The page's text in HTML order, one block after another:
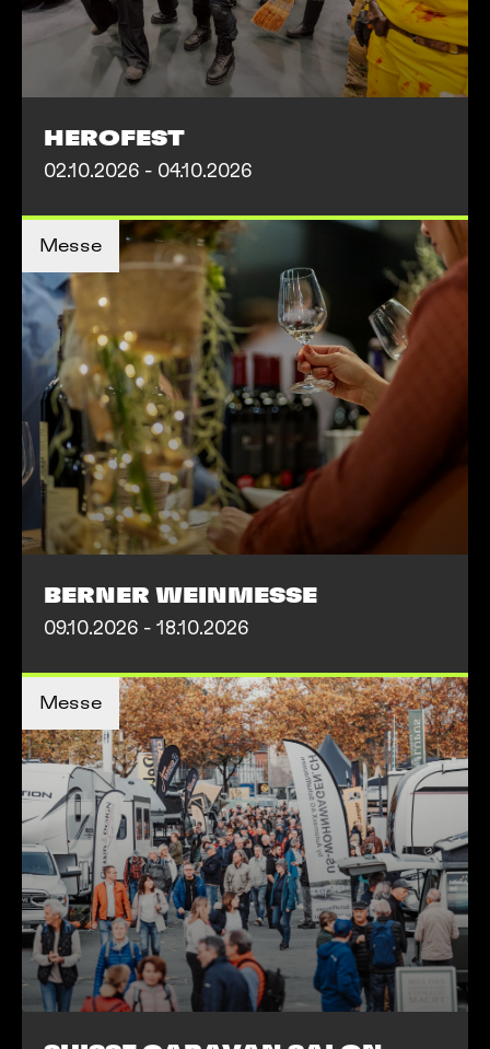
HEROFEST
02.10.2026 - 04.10.2026
Messe
MEHR INFOS
MEHR INFOS
BERNER WEINMESSE
09.10.2026 - 18.10.2026
Messe
MEHR INFOS
MEHR INFOS